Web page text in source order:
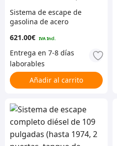
Sistema de escape de
gasolina de acero
pulgadas (hasta 1974, 2
puertas, tanque de
llenado delantero)
621.00€
Añadir al carrito